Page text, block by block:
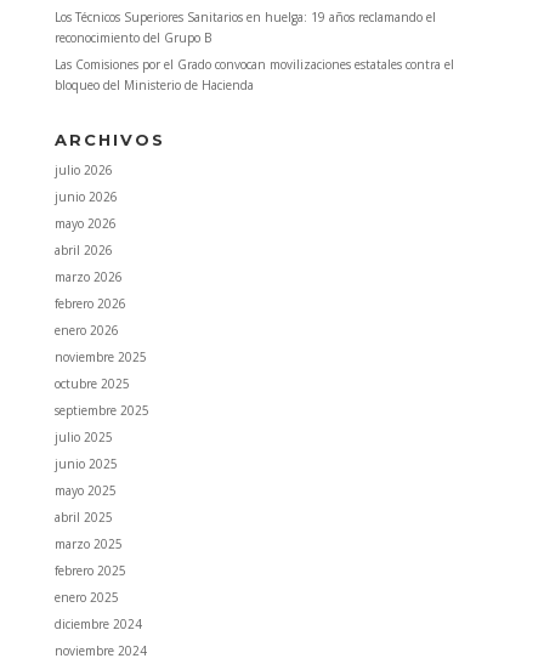
Los Técnicos Superiores Sanitarios en huelga: 19 años reclamando el
reconocimiento del Grupo B
Las Comisiones por el Grado convocan movilizaciones estatales contra el
bloqueo del Ministerio de Hacienda
ARCHIVOS
julio 2026
junio 2026
mayo 2026
abril 2026
marzo 2026
febrero 2026
enero 2026
noviembre 2025
octubre 2025
septiembre 2025
julio 2025
junio 2025
mayo 2025
abril 2025
marzo 2025
febrero 2025
enero 2025
diciembre 2024
noviembre 2024